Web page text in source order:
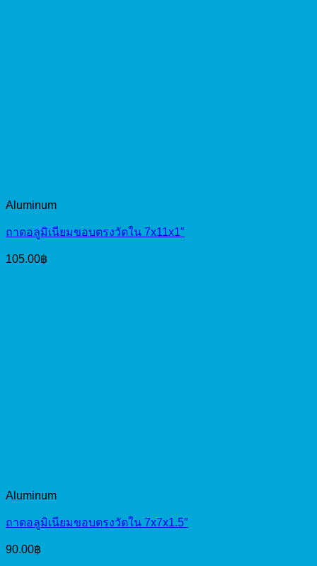
Aluminum
ถาดอลูมิเนียมขอบตรงวัดใน 7x11x1″
105.00฿
Aluminum
ถาดอลูมิเนียมขอบตรงวัดใน 7x7x1.5″
90.00฿